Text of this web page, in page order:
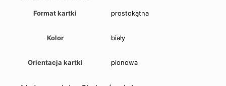
Format kartki prostokątna
Kolor biały
Orientacja kartki pionowa